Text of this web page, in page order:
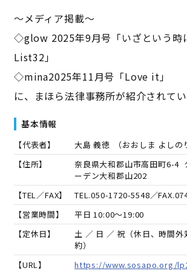
～メディア掲載～
◇glow 2025年9月号「いざという時
List32」
◇mina2025年11月号「Love it」
に、まほら法律事務所が紹介されてい
基本情報
【代表者】 大島 義徳 （おおしま よしの
【住所】
奈良県大和郡山市高田町6-4
ーデン大和郡山202
【TEL／FAX】
TEL.050-1720-5548／FAX.
【営業時間】
平日 10:00～19:00
【定休日】
土 ／ 日 ／ 祝（休日、時間
約）
【URL】
https://www.sosapo.org/